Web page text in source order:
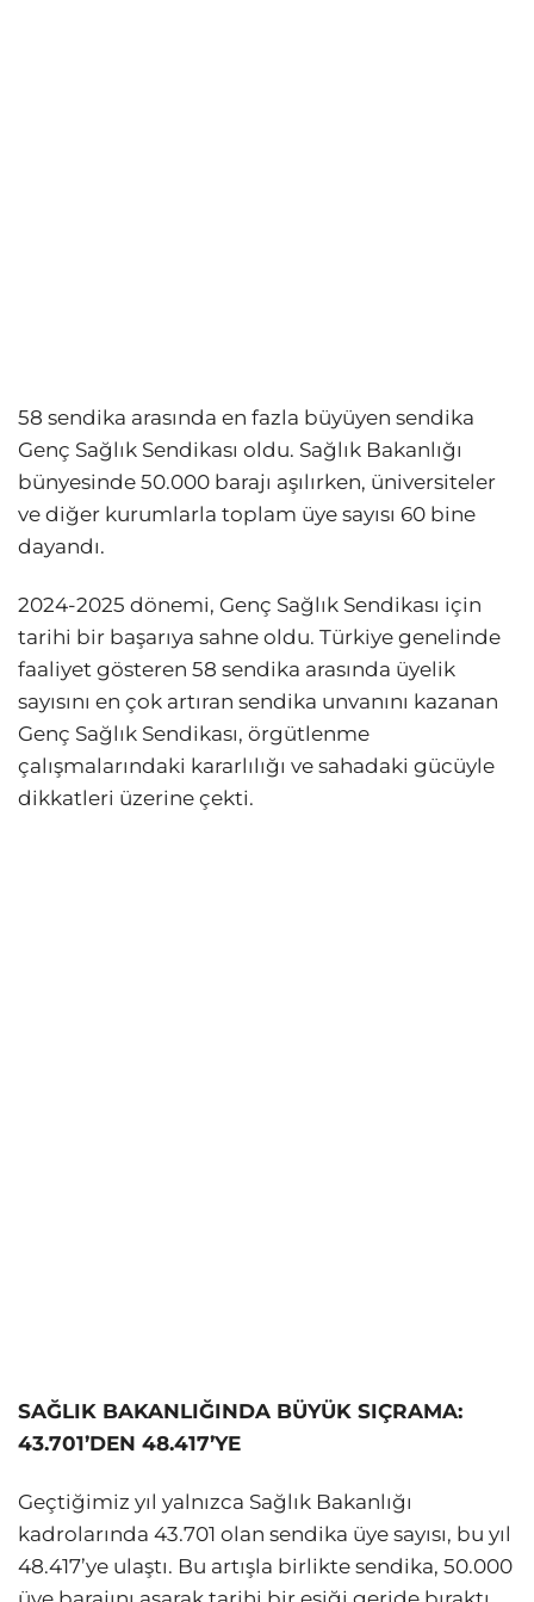
58 sendika arasında en fazla büyüyen sendika
Genç Sağlık Sendikası oldu. Sağlık Bakanlığı
bünyesinde 50.000 barajı aşılırken, üniversiteler
ve diğer kurumlarla toplam üye sayısı 60 bine
dayandı.
2024-2025 dönemi, Genç Sağlık Sendikası için
tarihi bir başarıya sahne oldu. Türkiye genelinde
faaliyet gösteren 58 sendika arasında üyelik
sayısını en çok artıran sendika unvanını kazanan
Genç Sağlık Sendikası, örgütlenme
çalışmalarındaki kararlılığı ve sahadaki gücüyle
dikkatleri üzerine çekti.
SAĞLIK BAKANLIĞINDA BÜYÜK SIÇRAMA:
43.701’DEN 48.417’YE
Geçtiğimiz yıl yalnızca Sağlık Bakanlığı
kadrolarında 43.701 olan sendika üye sayısı, bu yıl
48.417’ye ulaştı. Bu artışla birlikte sendika, 50.000